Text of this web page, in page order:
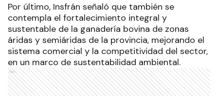
Por último, Insfrán señaló que también se
contempla el fortalecimiento integral y
sustentable de la ganadería bovina de zonas
áridas y semiáridas de la provincia, mejorando el
sistema comercial y la competitividad del sector,
en un marco de sustentabilidad ambiental.
Ads